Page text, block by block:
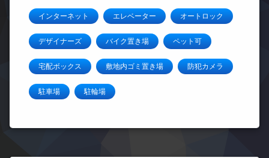
インターネット エレベーター オートロック
デザイナーズ バイク置き場 ペット可
宅配ボックス 敷地内ゴミ置き場 防犯カメラ
駐車場 駐輪場